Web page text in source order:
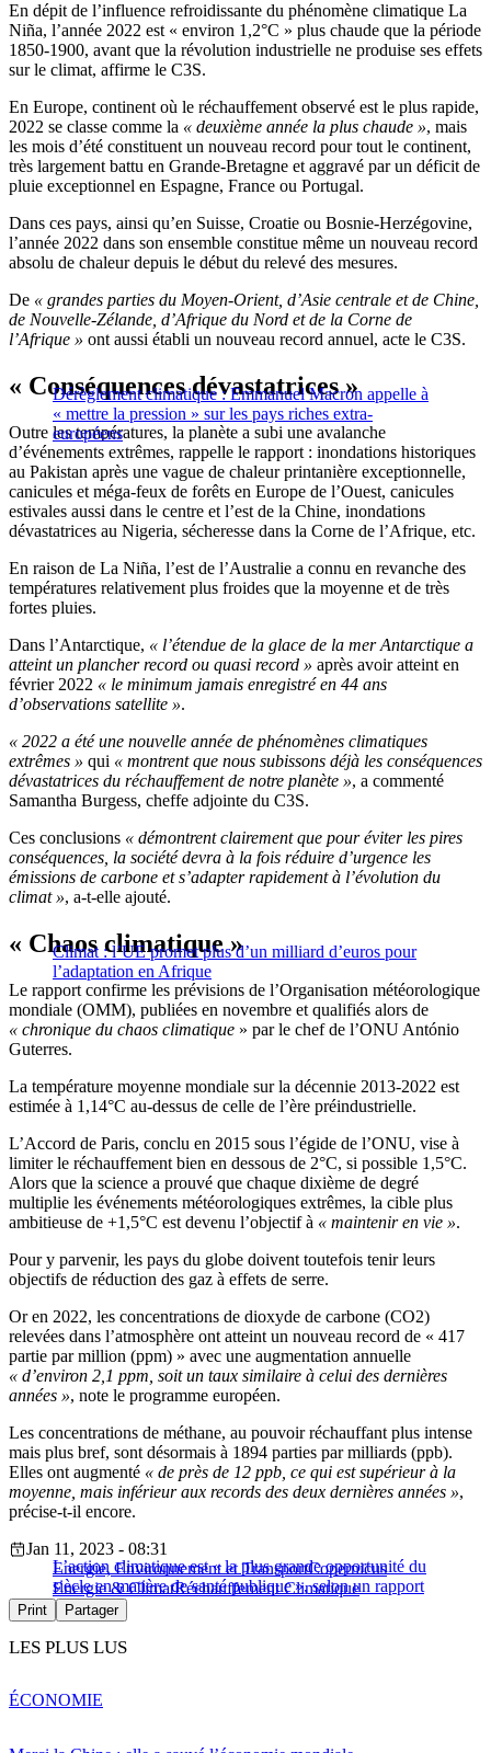
En dépit de l’influence refroidissante du phénomène climatique La
Niña, l’année 2022 est « environ 1,2°C » plus chaude que la période
1850-1900, avant que la révolution industrielle ne produise ses effets
sur le climat, affirme le C3S.
En Europe, continent où le réchauffement observé est le plus rapide,
2022 se classe comme la « deuxième année la plus chaude », mais
les mois d’été constituent un nouveau record pour tout le continent,
très largement battu en Grande-Bretagne et aggravé par un déficit de
pluie exceptionnel en Espagne, France ou Portugal.
Dans ces pays, ainsi qu’en Suisse, Croatie ou Bosnie-Herzégovine,
l’année 2022 dans son ensemble constitue même un nouveau record
absolu de chaleur depuis le début du relevé des mesures.
De « grandes parties du Moyen-Orient, d’Asie centrale et de Chine,
de Nouvelle-Zélande, d’Afrique du Nord et de la Corne de
l’Afrique » ont aussi établi un nouveau record annuel, acte le C3S.
Dérèglement climatique : Emmanuel Macron appelle à
« mettre la pression » sur les pays riches extra-
européens
« Conséquences dévastatrices »
Outre les températures, la planète a subi une avalanche
d’événements extrêmes, rappelle le rapport : inondations historiques
au Pakistan après une vague de chaleur printanière exceptionnelle,
canicules et méga-feux de forêts en Europe de l’Ouest, canicules
estivales aussi dans le centre et l’est de la Chine, inondations
dévastatrices au Nigeria, sécheresse dans la Corne de l’Afrique, etc.
En raison de La Niña, l’est de l’Australie a connu en revanche des
températures relativement plus froides que la moyenne et de très
fortes pluies.
Dans l’Antarctique, « l’étendue de la glace de la mer Antarctique a
atteint un plancher record ou quasi record » après avoir atteint en
février 2022 « le minimum jamais enregistré en 44 ans
d’observations satellite ».
« 2022 a été une nouvelle année de phénomènes climatiques
extrêmes » qui « montrent que nous subissons déjà les conséquences
dévastatrices du réchauffement de notre planète », a commenté
Samantha Burgess, cheffe adjointe du C3S.
Ces conclusions « démontrent clairement que pour éviter les pires
conséquences, la société devra à la fois réduire d’urgence les
émissions de carbone et s’adapter rapidement à l’évolution du
climat », a-t-elle ajouté.
Climat : l’UE promet plus d’un milliard d’euros pour
l’adaptation en Afrique
« Chaos climatique »
Le rapport confirme les prévisions de l’Organisation météorologique
mondiale (OMM), publiées en novembre et qualifiés alors de
« chronique du chaos climatique » par le chef de l’ONU António
Guterres.
La température moyenne mondiale sur la décennie 2013-2022 est
estimée à 1,14°C au-dessus de celle de l’ère préindustrielle.
L’Accord de Paris, conclu en 2015 sous l’égide de l’ONU, vise à
limiter le réchauffement bien en dessous de 2°C, si possible 1,5°C.
Alors que la science a prouvé que chaque dixième de degré
multiplie les événements météorologiques extrêmes, la cible plus
ambitieuse de +1,5°C est devenu l’objectif à « maintenir en vie ».
Pour y parvenir, les pays du globe doivent toutefois tenir leurs
objectifs de réduction des gaz à effets de serre.
Or en 2022, les concentrations de dioxyde de carbone (CO2)
relevées dans l’atmosphère ont atteint un nouveau record de « 417
partie par million (ppm) » avec une augmentation annuelle
« d’environ 2,1 ppm, soit un taux similaire à celui des dernières
années », note le programme européen.
Les concentrations de méthane, au pouvoir réchauffant plus intense
mais plus bref, sont désormais à 1894 parties par milliards (ppb).
Elles ont augmenté « de près de 12 ppb, ce qui est supérieur à la
moyenne, mais inférieur aux records des deux dernières années »,
précise-t-il encore.
L’action climatique est « la plus grande opportunité du
siècle en matière de santé publique », selon un rapport
Jan 11, 2023 - 08:31
Energie, Environnement et TransportCopernicus
Energie & ClimatRéchauffement Climatique
Print Partager
LES PLUS LUS
ÉCONOMIE